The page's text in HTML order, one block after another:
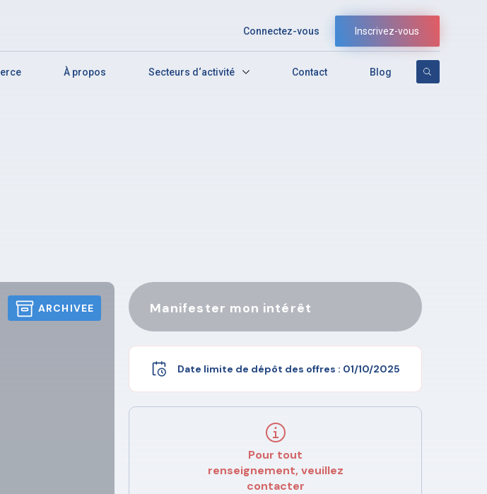
Connectez-vous Inscrivez-vous
À propos Secteurs d‘activité Contact Blog
ARCHIVEE Manifester mon intérêt
Date limite de dépôt des offres : 01/10/2025
Pour tout
renseignement, veuillez
contacter